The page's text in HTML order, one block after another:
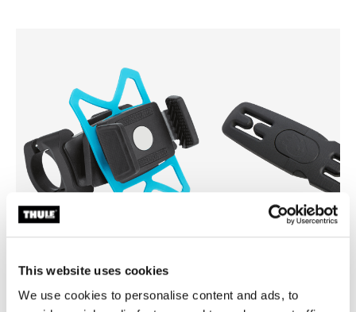
This website uses cookies
We use cookies to personalise content and ads, to
Thule smartphone bike mount
fijación de smartphone para bicicleta
Thule Yepp harness clip
clip para arnés negro